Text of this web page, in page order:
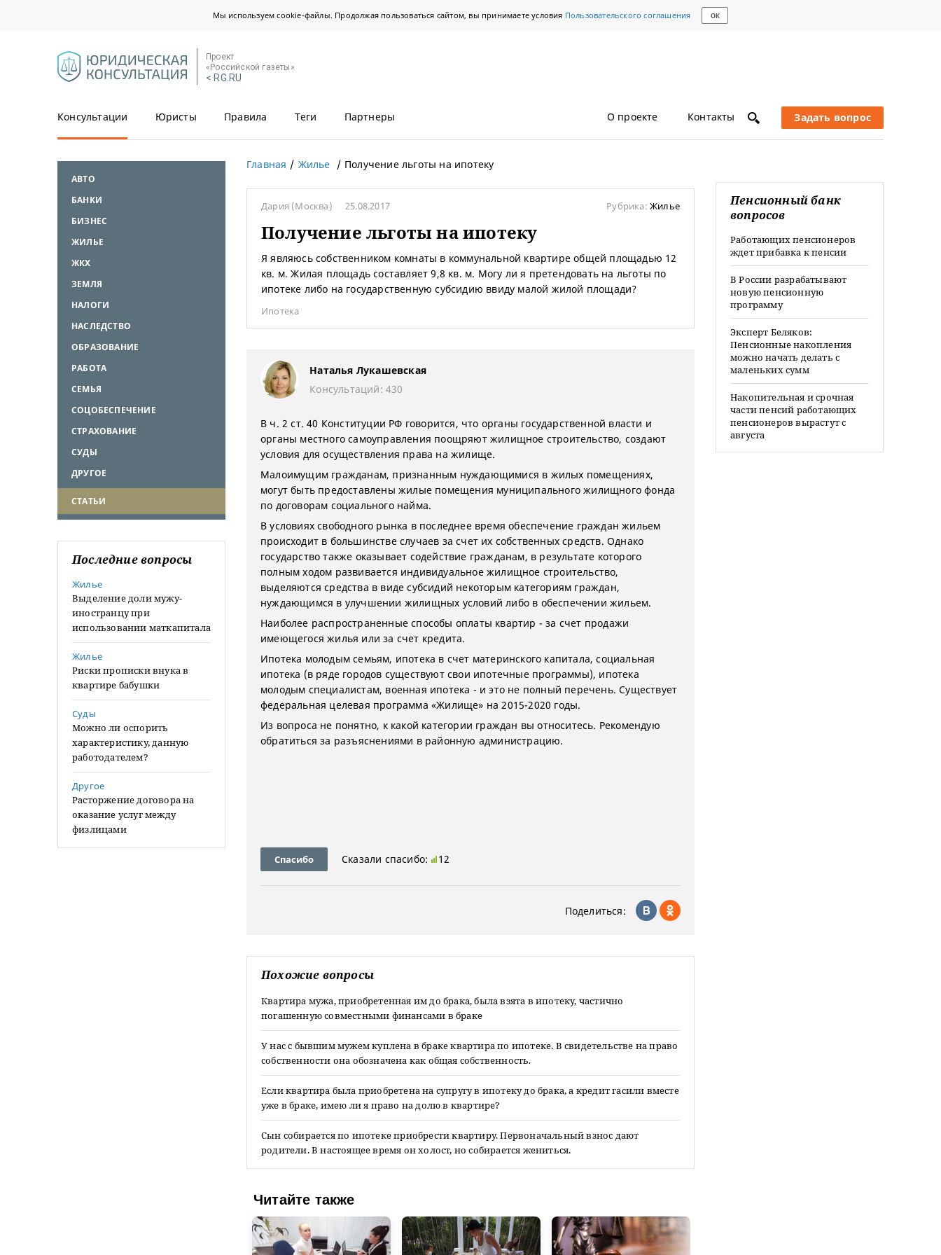
Мы используем cookie-файлы. Продолжая пользоваться сайтом, вы принимаете условия Пользовательского соглашения ОК
Проект
«Российской газеты»
< RG.RU
Консультации Юристы Правила Теги Партнеры О проекте Контакты Задать вопрос
АВТО
БАНКИ
БИЗНЕС
ЖИЛЬЕ
ЖКХ
ЗЕМЛЯ
НАЛОГИ
НАСЛЕДСТВО
ОБРАЗОВАНИЕ
РАБОТА
СЕМЬЯ
СОЦОБЕСПЕЧЕНИЕ
СТРАХОВАНИЕ
СУДЫ
ДРУГОЕ
СТАТЬИ
Последние вопросы
Жилье
Выделение доли мужу-
иностранцу при
использовании маткапитала
Жилье
Риски прописки внука в
квартире бабушки
Суды
Можно ли оспорить
характеристику, данную
работодателем?
Другое
Расторжение договора на
оказание услуг между
физлицами
Главная Жилье Получение льготы на ипотеку
Дария (Москва) 25.08.2017 Рубрика: Жилье
Получение льготы на ипотеку
Я являюсь собственником комнаты в коммунальной квартире общей площадью 12
кв. м. Жилая площадь составляет 9,8 кв. м. Могу ли я претендовать на льготы по
ипотеке либо на государственную субсидию ввиду малой жилой площади?
Ипотека
Наталья Лукашевская
Консультаций: 430
В ч. 2 ст. 40 Конституции РФ говорится, что органы государственной власти и
органы местного самоуправления поощряют жилищное строительство, создают
условия для осуществления права на жилище.
Малоимущим гражданам, признанным нуждающимися в жилых помещениях,
могут быть предоставлены жилые помещения муниципального жилищного фонда
по договорам социального найма.
В условиях свободного рынка в последнее время обеспечение граждан жильем
происходит в большинстве случаев за счет их собственных средств. Однако
государство также оказывает содействие гражданам, в результате которого
полным ходом развивается индивидуальное жилищное строительство,
выделяются средства в виде субсидий некоторым категориям граждан,
нуждающимся в улучшении жилищных условий либо в обеспечении жильем.
Наиболее распространенные способы оплаты квартир - за счет продажи
имеющегося жилья или за счет кредита.
Ипотека молодым семьям, ипотека в счет материнского капитала, социальная
ипотека (в ряде городов существуют свои ипотечные программы), ипотека
молодым специалистам, военная ипотека - и это не полный перечень. Существует
федеральная целевая программа «Жилище» на 2015-2020 годы.
Из вопроса не понятно, к какой категории граждан вы относитесь. Рекомендую
обратиться за разъяснениями в районную администрацию.
Спасибо Сказали спасибо: 12
Поделиться:
Похожие вопросы
Квартира мужа, приобретенная им до брака, была взята в ипотеку, частично
погашенную совместными финансами в браке
У нас с бывшим мужем куплена в браке квартира по ипотеке. В свидетельстве на право
собственности она обозначена как общая собственность.
Если квартира была приобретена на супругу в ипотеку до брака, а кредит гасили вместе
уже в браке, имею ли я право на долю в квартире?
Сын собирается по ипотеке приобрести квартиру. Первоначальный взнос дают
родители. В настоящее время он холост, но собирается жениться.
Читайте также
Пенсионный банк
вопросов
Работающих пенсионеров
ждет прибавка к пенсии
В России разрабатывают
новую пенсионную
программу
Эксперт Беляков:
Пенсионные накопления
можно начать делать с
маленьких сумм
Накопительная и срочная
части пенсий работающих
пенсионеров вырастут с
августа